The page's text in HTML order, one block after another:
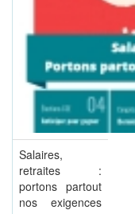
Salaires,
retraites :
portons partout
nos exigences